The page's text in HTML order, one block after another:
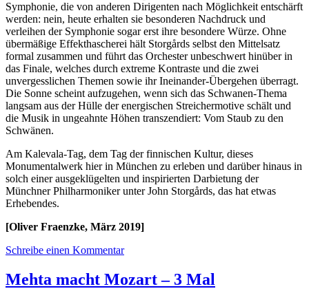
Symphonie, die von anderen Dirigenten nach Möglichkeit entschärft
werden: nein, heute erhalten sie besonderen Nachdruck und
verleihen der Symphonie sogar erst ihre besondere Würze. Ohne
übermäßige Effekthascherei hält Storgårds selbst den Mittelsatz
formal zusammen und führt das Orchester unbeschwert hinüber in
das Finale, welches durch extreme Kontraste und die zwei
unvergesslichen Themen sowie ihr Ineinander-Übergehen überragt.
Die Sonne scheint aufzugehen, wenn sich das Schwanen-Thema
langsam aus der Hülle der energischen Streichermotive schält und
die Musik in ungeahnte Höhen transzendiert: Vom Staub zu den
Schwänen.
Am Kalevala-Tag, dem Tag der finnischen Kultur, dieses
Monumentalwerk hier in München zu erleben und darüber hinaus in
solch einer ausgeklügelten und inspirierten Darbietung der
Münchner Philharmoniker unter John Storgårds, das hat etwas
Erhebendes.
[Oliver Fraenzke, März 2019]
Schreibe einen Kommentar
Mehta macht Mozart – 3 Mal